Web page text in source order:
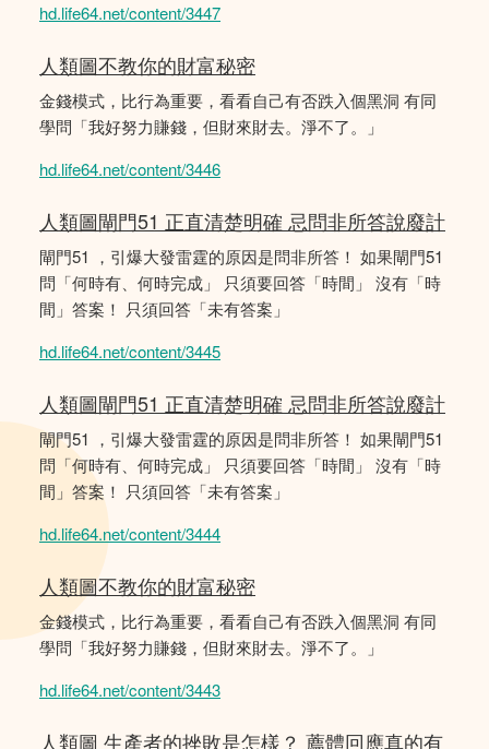
hd.life64.net/content/3447
人類圖不教你的財富秘密
金錢模式，比行為重要，看看自己有否跌入個黑洞 有同
學問「我好努力賺錢，但財來財去。淨不了。」
hd.life64.net/content/3446
人類圖閘門51 正直清楚明確 忌問非所答說廢計
閘門51 ，引爆大發雷霆的原因是問非所答！ 如果閘門51
問「何時有、何時完成」 只須要回答「時間」 沒有「時
間」答案！ 只須回答「未有答案」
hd.life64.net/content/3445
人類圖閘門51 正直清楚明確 忌問非所答說廢計
閘門51 ，引爆大發雷霆的原因是問非所答！ 如果閘門51
問「何時有、何時完成」 只須要回答「時間」 沒有「時
間」答案！ 只須回答「未有答案」
hd.life64.net/content/3444
人類圖不教你的財富秘密
金錢模式，比行為重要，看看自己有否跌入個黑洞 有同
學問「我好努力賺錢，但財來財去。淨不了。」
hd.life64.net/content/3443
人類圖 生產者的挫敗是怎樣？ 薦體回應真的有